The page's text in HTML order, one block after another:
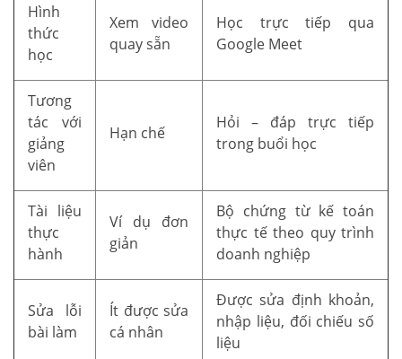
Hình
thức
học
Xem video
quay sẵn
Học trực tiếp qua
Google Meet
Tương
tác với
giảng
viên
Hạn chế
Hỏi – đáp trực tiếp
trong buổi học
Tài liệu
thực
hành
Ví dụ đơn
giản
Bộ chứng từ kế toán
thực tế theo quy trình
doanh nghiệp
Sửa lỗi
bài làm
Ít được sửa
cá nhân
Được sửa định khoản,
nhập liệu, đối chiếu số
liệu